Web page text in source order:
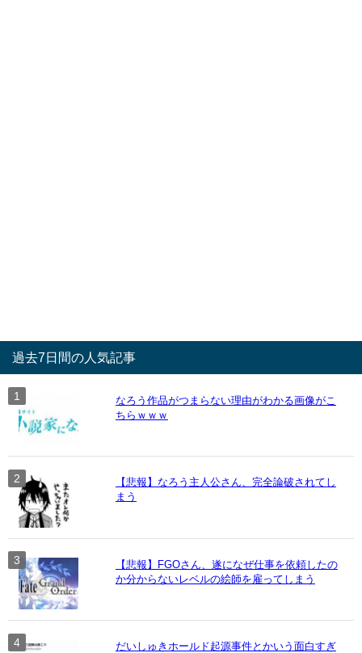
過去7日間の人気記事
なろう作品がつまらない理由がわかる画像がこ
ちらｗｗｗ
【悲報】なろう主人公さん、完全論破されてし
まう
【悲報】FGOさん、遂になぜ仕事を依頼したの
か分からないレベルの絵師を雇ってしまう
だいしゅきホールド起源事件とかいう面白すぎ